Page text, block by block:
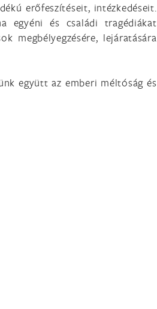
erőfeszítéseit, intézkedéseit.
egyéni és családi tragédiákat
megbélyegzésére, lejáratására
együtt az emberi méltóság és